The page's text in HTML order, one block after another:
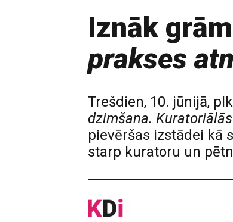
Iznāk
prakses
Trešdien, 10. jūnijā,
dzimšana.
pievēršas izstādei kā
starp kuratoru un